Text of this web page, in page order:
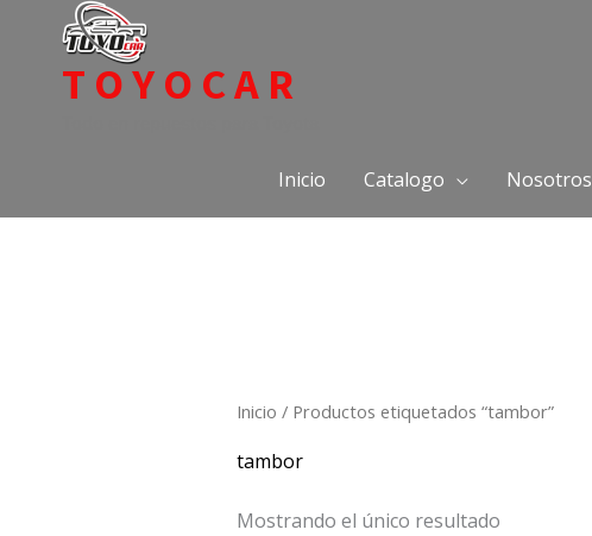
contenidoTOYOCAR
Inicio Catalogo Nosotros
Inicio / Productos etiquetados “tambor”
tambor
Mostrando el único resultado